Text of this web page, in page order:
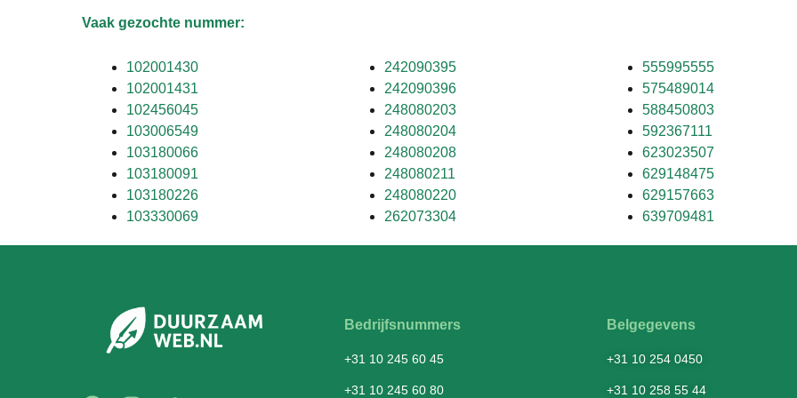
Vaak gezochte nummer:
102001430
102001431
102456045
103006549
103180066
103180091
103180226
103330069
242090395
242090396
248080203
248080204
248080208
248080211
248080220
262073304
555995555
575489014
588450803
592367111
623023507
629148475
629157663
639709481
Bedrijfsnummers
+31 10 245 60 45
+31 10 245 60 80
Belgegevens
+31 10 254 0450
+31 10 258 55 44